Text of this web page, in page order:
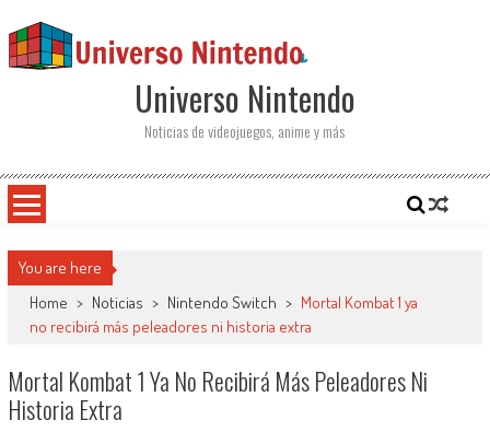
Universo Nintendo
Noticias de videojuegos, anime y más
You are here
Home > Noticias > Nintendo Switch > Mortal Kombat 1 ya
no recibirá más peleadores ni historia extra
Mortal Kombat 1 Ya No Recibirá Más Peleadores Ni
Historia Extra